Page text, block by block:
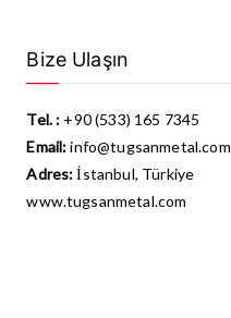
Bize Ulaşın
Tel. : +90 (533) 165 7345
Email:info@tugsanmetal.com
Adres:İstanbul, Türkiye
www.tugsanmetal.com